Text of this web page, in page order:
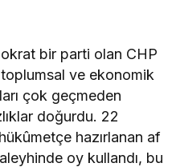
bir parti olan CHP
toplumsal ve ekonomik
çok geçmeden
doğurdu. 22
hazırlanan af
oy kullandı, bu